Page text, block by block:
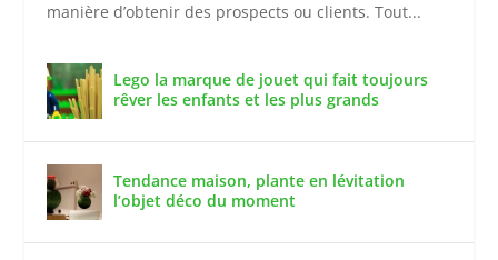
manière d’obtenir des prospects ou clients. Tout...
Lego la marque de jouet qui fait toujours
rêver les enfants et les plus grands
Tendance maison, plante en lévitation
l’objet déco du moment